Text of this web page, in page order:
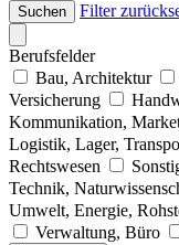
Suchen Filter
Berufsfelder
Bau, Architektur
Versicherung
Kommunikation,
Logistik, Lager,
Rechtswesen
Technik,
Umwelt, Energie,
Verwaltung, Büro